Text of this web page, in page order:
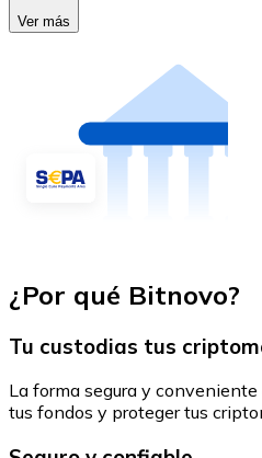
Ver más
¿Por qué Bitnovo?
Tu custodias tus
La forma segura y
tus fondos y proteger tus